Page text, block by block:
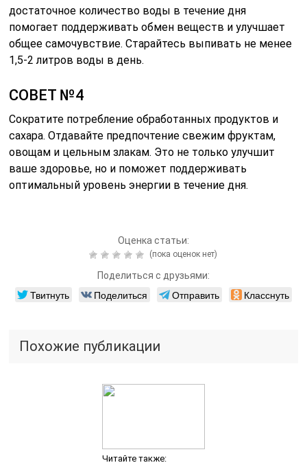
достаточное количество воды в течение дня
помогает поддерживать обмен веществ и улучшает
общее самочувствие. Старайтесь выпивать не менее
1,5-2 литров воды в день.
СОВЕТ №4
Сократите потребление обработанных продуктов и
сахара. Отдавайте предпочтение свежим фруктам,
овощам и цельным злакам. Это не только улучшит
ваше здоровье, но и поможет поддерживать
оптимальный уровень энергии в течение дня.
Оценка статьи:
(пока оценок нет)
Поделиться с друзьями:
Твитнуть Поделиться Отправить Класснуть
Похожие публикации
Читайте также: